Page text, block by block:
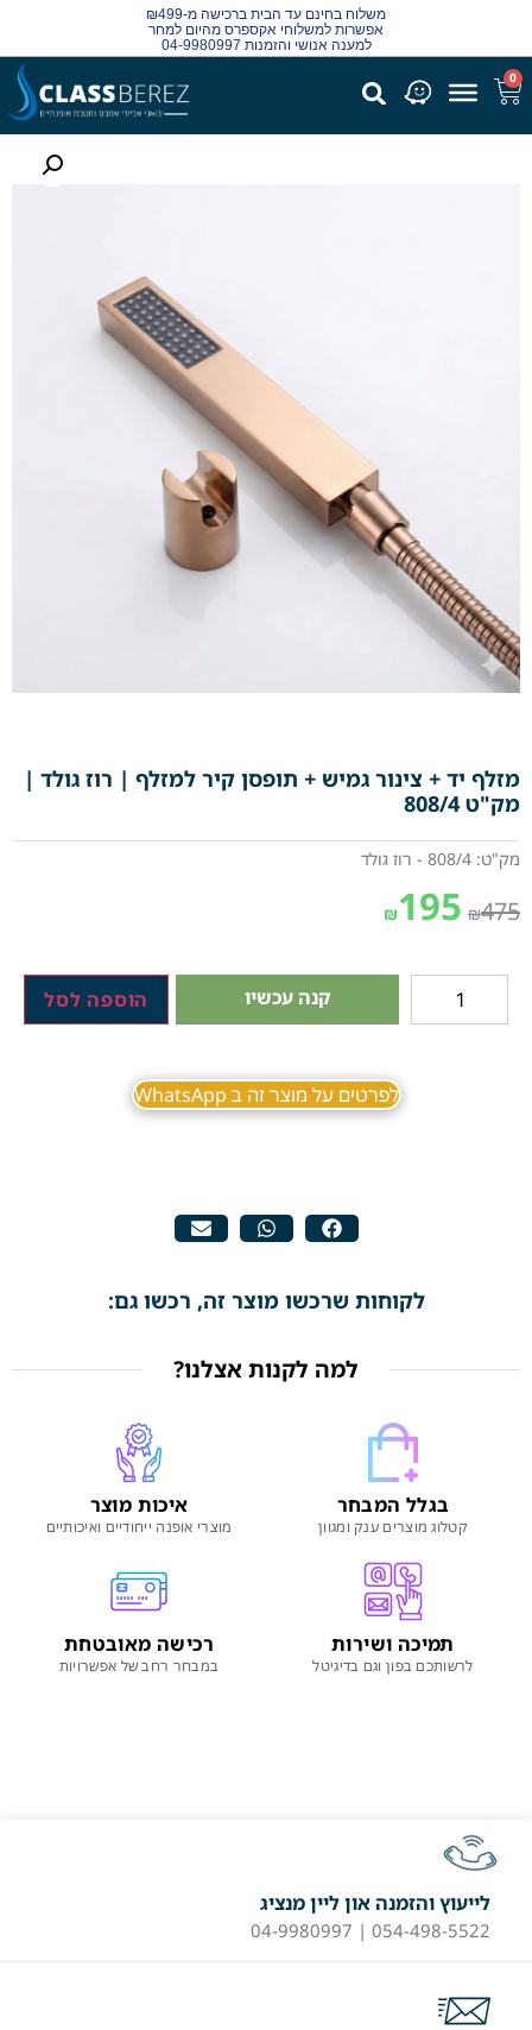
משלוח בחינם עד הבית ברכישה מ-₪499
אפשרות למשלוחי אקספרס מהיום למחר
למענה אנושי והזמנות 04-9980997
0
מזלף יד + צינור גמיש + תופסן קיר למזלף | רוז גולד |
מק"ט 808/4
מק"ט: 808/4 - רוז גולד
₪475
₪195
קנה עכשיו הוספה לסל
לפרטים על מוצר זה ב WhatsApp
לקוחות שרכשו מוצר זה, רכשו גם:
למה לקנות אצלנו?
בגלל המבחר
קטלוג מוצרים ענק ומגוון
איכות מוצר
מוצרי אופנה ייחודיים ואיכותיים
תמיכה ושירות
לרשותכם בפון וגם בדיגיטל
רכישה מאובטחת
במבחר רחב של אפשרויות
לייעוץ והזמנה און ליין מנציג
054-498-5522 | 04-9980997